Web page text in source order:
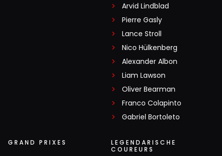
Arvid Lindblad
Pierre Gasly
Lance Stroll
Nico Hülkenberg
Alexander Albon
Liam Lawson
Oliver Bearman
Franco Colapinto
Gabriel Bortoleto
GRAND PRIXES
LEGENDARISCHE
COUREURS